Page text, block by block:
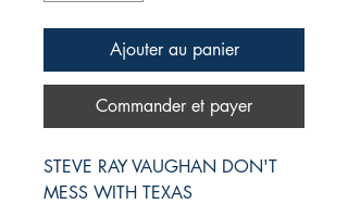
Ajouter au panier
Commander et payer
STEVE RAY VAUGHAN DON'T
MESS WITH TEXAS